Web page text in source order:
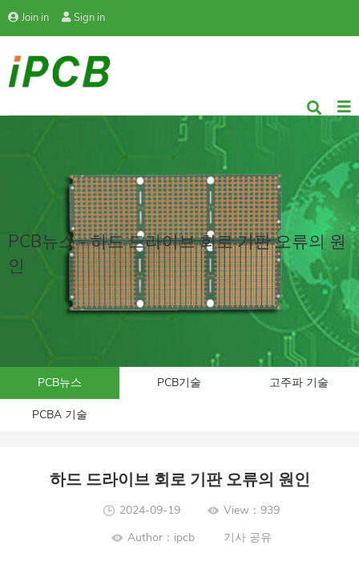
Join in Sign in
PCB뉴스 - 하드 드라이브 회로 기판 오류의 원
인
PCB뉴스 PCB기술 고주파 기술
PCBA 기술
하드 드라이브 회로 기판 오류의 원인
2024-09-19
View：939
Author：ipcb 기사 공유